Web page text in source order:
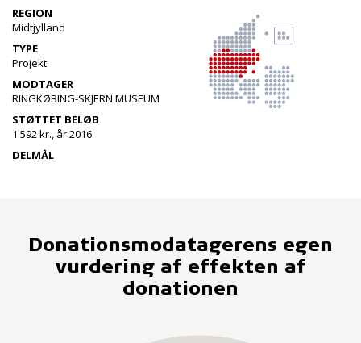
REGION
Midtjylland
TYPE
Projekt
MODTAGER
RINGKØBING-SKJERN MUSEUM
STØTTET BELØB
1.592 kr., år 2016
DELMÅL
Donationsmodatagerens egen
vurdering af effekten af
donationen